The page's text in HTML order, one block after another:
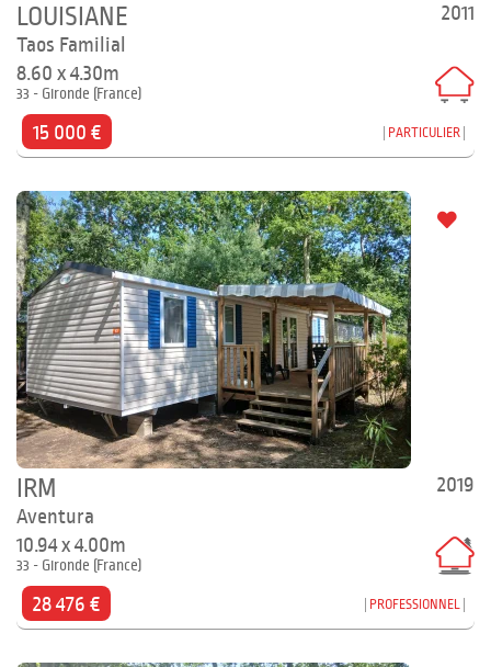
2011
LOUISIANE
Taos Familial
8.60 x 4.30m
33 - Gironde (France)
15 000 € PARTICULIER
2019
IRM
Aventura
10.94 x 4.00m
33 - Gironde (France)
28 476 € PROFESSIONNEL